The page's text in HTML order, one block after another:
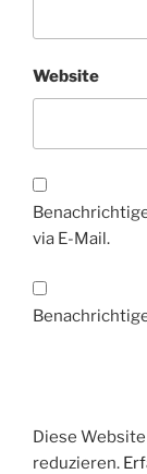
Website
via E-Mail.
Diese
reduzieren.